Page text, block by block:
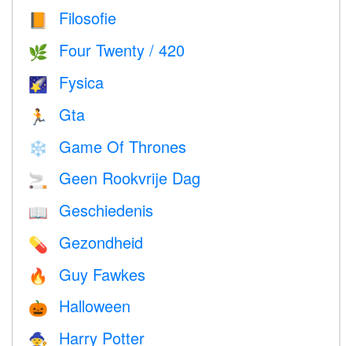
📙 Filosofie
🌿 Four Twenty / 420
🌠 Fysica
🏃 Gta
❄️ Game Of Thrones
🚬 Geen Rookvrije Dag
📖 Geschiedenis
💊 Gezondheid
🔥 Guy Fawkes
🎃 Halloween
🧙 Harry Potter